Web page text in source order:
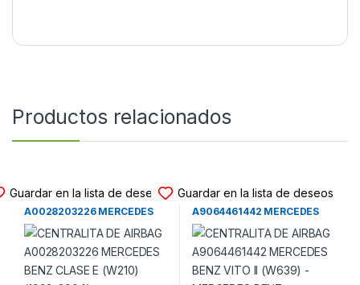
Productos relacionados
Guardar en la lista de deseos
CENTRALITA DE AIRBAG
A0028203226 MERCEDES
BENZ CLASE E (W210) (1998-
2004)
Guardar en la lista de deseos
CENTRALITA DE AIRBAG
A9064461442 MERCEDES
BENZ VITO II (W639) –
MERCEDES BENZ SPRINTER
(2004-2014)